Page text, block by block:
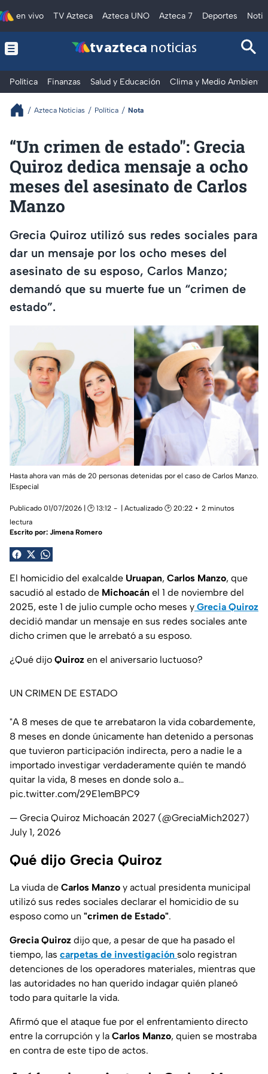
en vivo TV Azteca Azteca UNO Azteca 7 Deportes
tv azteca noticias
Política Finanzas Salud y Educación Clima y Medio Ambiente
Azteca Noticias Política Nota
“Un crimen de estado": Grecia
Quiroz dedica mensaje a ocho
meses del asesinato de Carlos
Manzo
Grecia Quiroz utilizó sus redes sociales para
dar un mensaje por los ocho meses del
asesinato de su esposo, Carlos Manzo;
demandó que su muerte fue un “crimen de
estado”.
Hasta ahora van más de 20 personas detenidas por el caso de Carlos Manzo.
|Especial
Publicado 01/07/2026 | 🕑 13:12 | Actualizado 🕑 20:22
2 minutos
lectura
Escrito por: Jimena Romero
El homicidio del exalcalde Uruapan, Carlos Manzo, que
sacudió al estado de Michoacán el 1 de noviembre del
2025, este 1 de julio cumple ocho meses y Grecia Quiroz
decidió mandar un mensaje en sus redes sociales ante
dicho crimen que le arrebató a su esposo.
¿Qué dijo Quiroz en el aniversario luctuoso?
UN CRIMEN DE ESTADO
"A 8 meses de que te arrebataron la vida cobardemente,
8 meses en donde únicamente han detenido a personas
que tuvieron participación indirecta, pero a nadie le a
importado investigar verdaderamente quién te mandó
quitar la vida, 8 meses en donde solo a…
pic.twitter.com/29E1emBPC9
— Grecia Quiroz Michoacán 2027 (@GreciaMich2027)
July 1, 2026
Qué dijo Grecia Quiroz
La viuda de Carlos Manzo y actual presidenta municipal
utilizó sus redes sociales declarar el homicidio de su
esposo como un "crimen de Estado".
Grecia Quiroz dijo que, a pesar de que ha pasado el
tiempo, las carpetas de investigación solo registran
detenciones de los operadores materiales, mientras que
las autoridades no han querido indagar quién planeó
todo para quitarle la vida.
Afirmó que el ataque fue por el enfrentamiento directo
entre la corrupción y la Carlos Manzo, quien se mostraba
en contra de este tipo de actos.